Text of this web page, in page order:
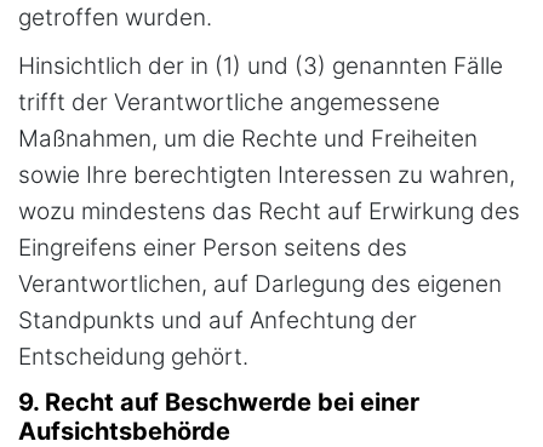
getroffen wurden.
Hinsichtlich der in (1) und (3) genannten Fälle
trifft der Verantwortliche angemessene
Maßnahmen, um die Rechte und Freiheiten
sowie Ihre berechtigten Interessen zu wahren,
wozu mindestens das Recht auf Erwirkung des
Eingreifens einer Person seitens des
Verantwortlichen, auf Darlegung des eigenen
Standpunkts und auf Anfechtung der
Entscheidung gehört.
9. Recht auf Beschwerde bei einer
Aufsichtsbehörde